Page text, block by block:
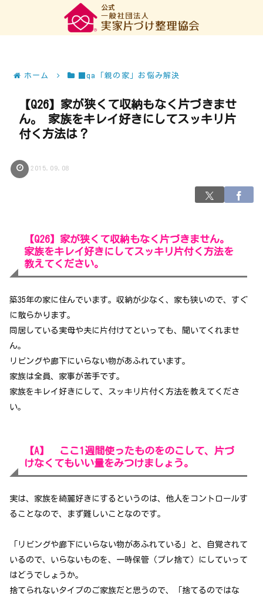
ホーム ■qa「親の家」お悩み解決
【Q26】家が狭くて収納もなく片づきませ
ん。 家族をキレイ好きにしてスッキリ片
付く方法は？
2015.09.08
【Q26】家が狭くて収納もなく片づきません。
家族をキレイ好きにしてスッキリ片付く方法を
教えてください。
築35年の家に住んでいます。収納が少なく、家も狭いので、すぐ
に散らかります。
同居している実母や夫に片付けてといっても、聞いてくれませ
ん。
リビングや廊下にいらない物があふれています。
家族は全員、家事が苦手です。
家族をキレイ好きにして、スッキリ片付く方法を教えてくださ
い。
【A】 ここ1週間使ったものをのこして、片づ
けなくてもいい量をみつけましょう。
実は、家族を綺麗好きにするというのは、他人をコントロールす
ることなので、まず難しいことなのです。
「リビングや廊下にいらない物があふれている」と、自覚されて
いるので、いらないものを、一時保管（プレ捨て）にしていって
はどうでしょうか。
捨てられないタイプのご家族だと思うので、「捨てるのではな